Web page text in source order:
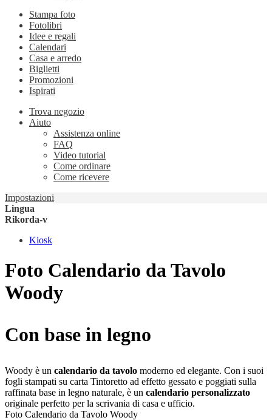
Stampa foto
Fotolibri
Idee e regali
Calendari
Casa e arredo
Biglietti
Promozioni
Ispirati
Trova negozio
Aiuto
Assistenza online
FAQ
Video tutorial
Come ordinare
Come ricevere
Impostazioni
Lingua
Rikorda-v
Kiosk
Foto Calendario da Tavolo
Woody
Con base in legno
Woody è un calendario da tavolo moderno ed elegante. Con i suoi
fogli stampati su carta Tintoretto ad effetto gessato e poggiati sulla
raffinata base in legno naturale, è un calendario personalizzato
originale perfetto per la scrivania di casa e ufficio.
Foto Calendario da Tavolo Woody